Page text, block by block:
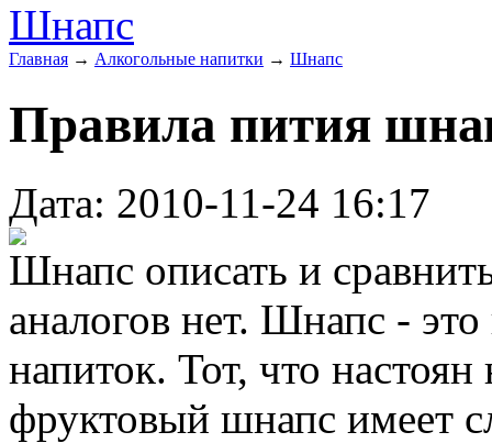
Шнапс
Главная → Алкогольные напитки → Шнапс
Правила пития
Дата: 2010-11-24 16:17
Шнапс описать и
аналогов нет. Шнапс -
напиток. Тот, что
фруктовый шнапс имеет